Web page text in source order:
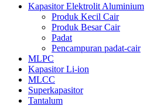
Kapasitor Elektrolit Aluminium
Produk Kecil Cair
Produk Besar Cair
Padat
Pencampuran padat-cair
MLPC
Kapasitor Li-ion
MLCC
Superkapasitor
Tantalum